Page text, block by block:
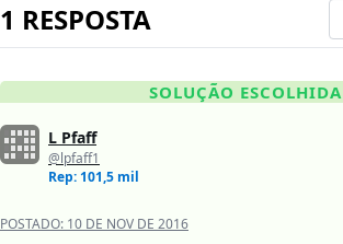
1 RESPOSTA
SOLUÇÃO ESCOLHIDA
L Pfaff
@lpfaff1
Rep: 101,5 mil
POSTADO: 10 DE NOV DE 2016